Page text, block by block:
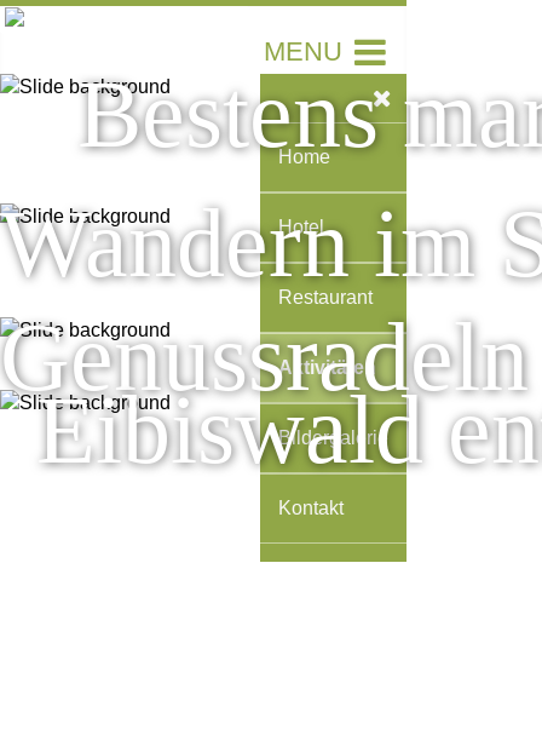
MENU
Home
Hotel
Restaurant
Aktivitäten
Bildergalerie
Kontakt
Bestens
Wandern im
Eibiswald